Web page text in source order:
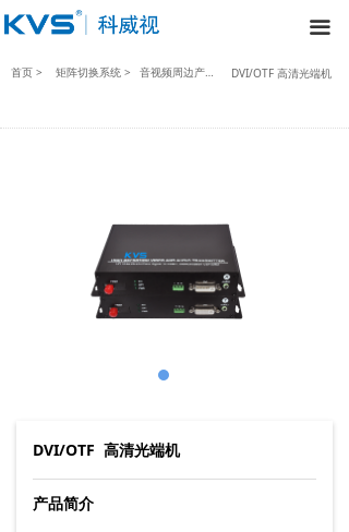
끀
首页 > 矩阵切换系统 > 音视频周边产品列表2 > DVI/OTF 高清光端机
DVI/OTF 高清光端机
产品简介